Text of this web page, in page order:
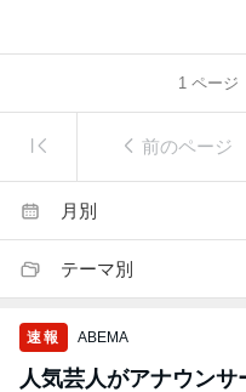
1ページ
前のページ
月別
テーマ別
速報 ABEMA
人気芸人がアナウン